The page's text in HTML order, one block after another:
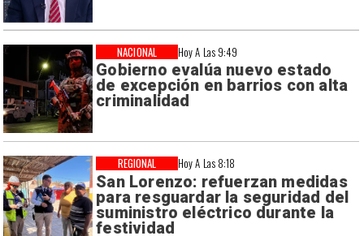
Hoy A Las 9:49
Gobierno evalúa nuevo estado
de excepción en barrios con alta
criminalidad
NACIONAL
Hoy A Las 8:18
San Lorenzo: refuerzan medidas
para resguardar la seguridad del
suministro eléctrico durante la
festividad
REGIONAL